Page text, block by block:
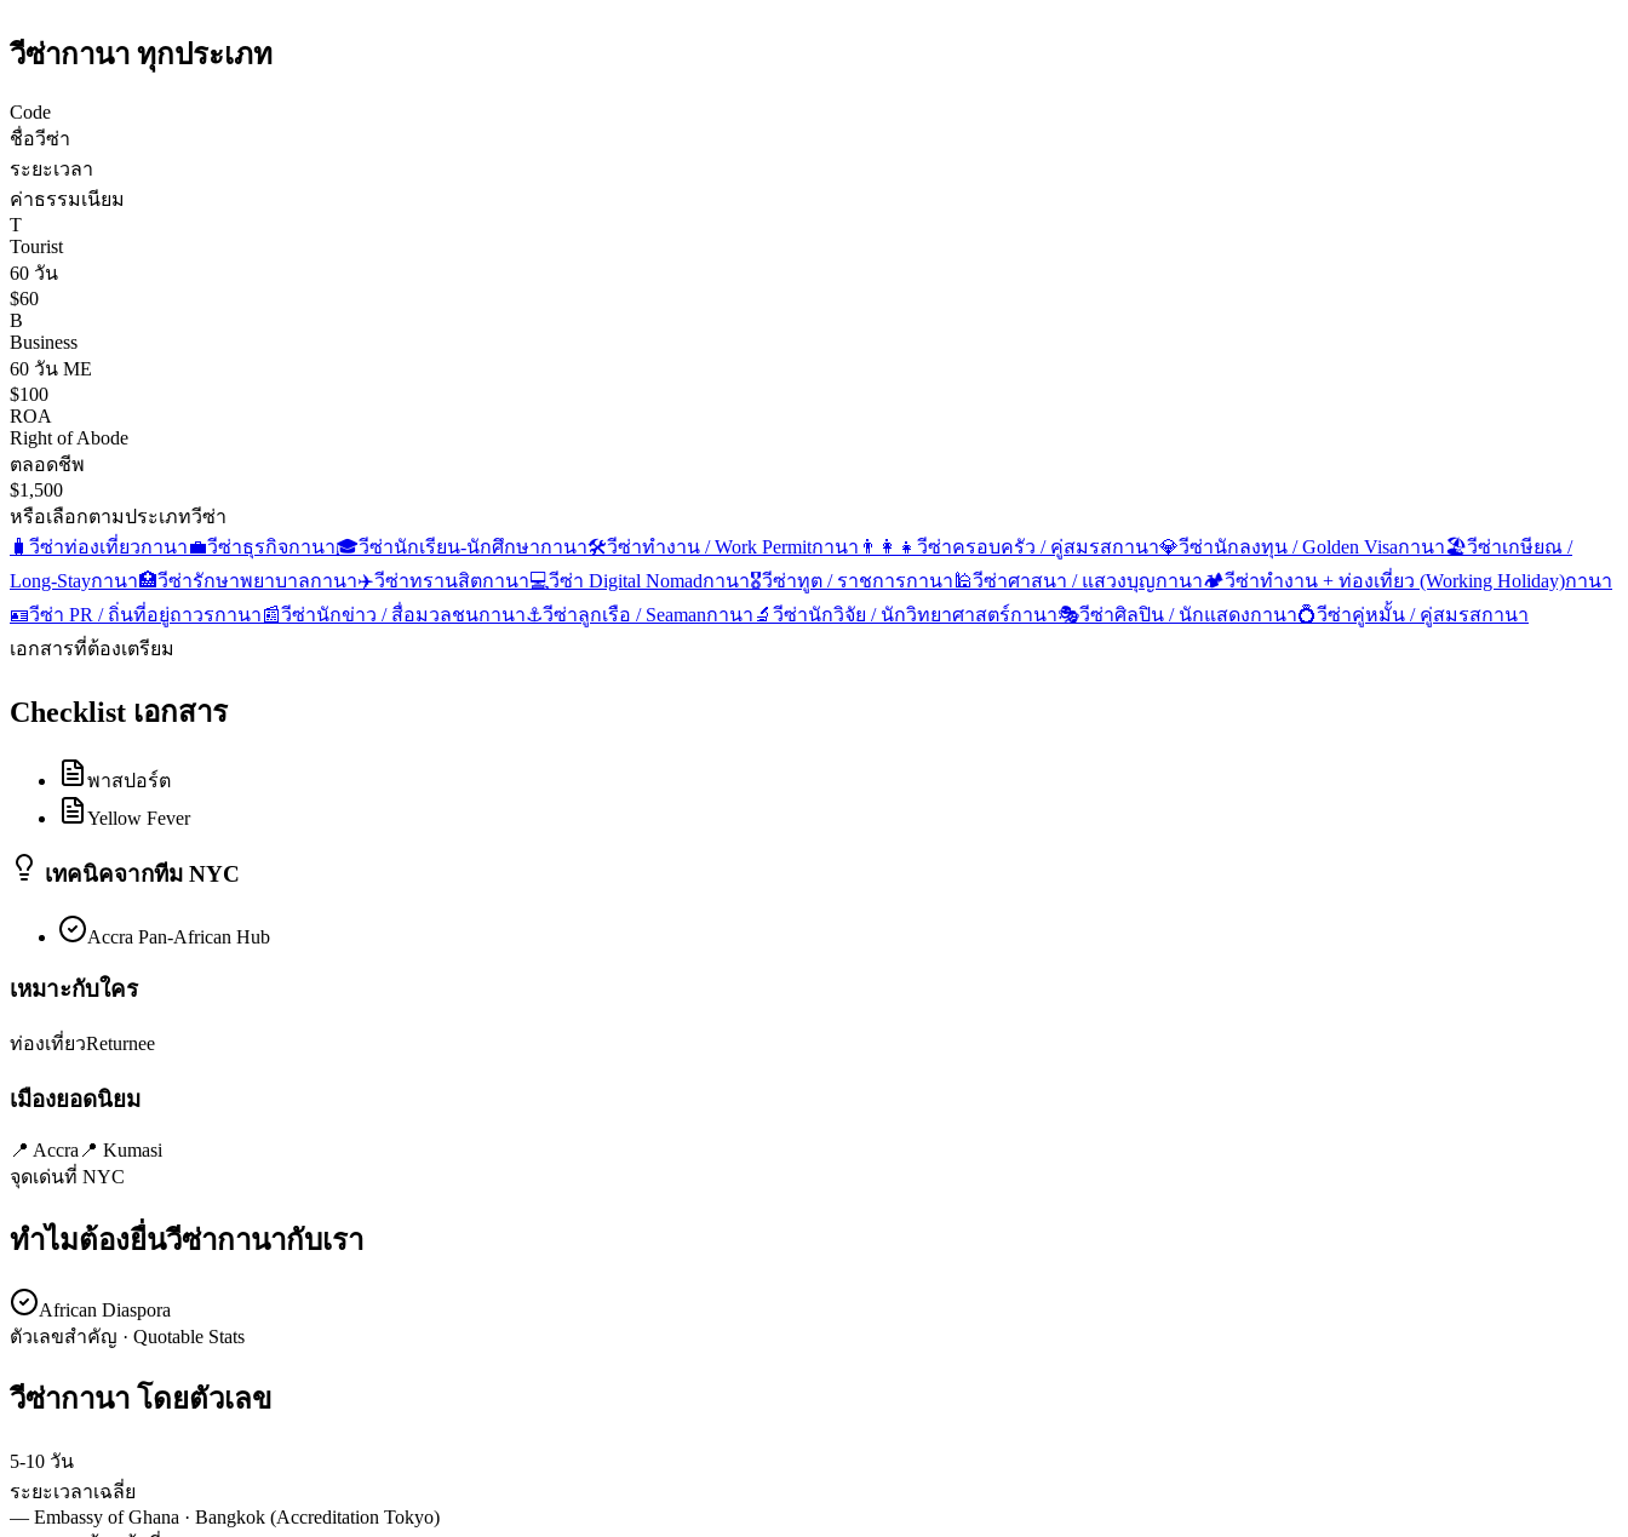
วีซ่ากานา ทุกประเภท
Code
ชื่อวีซ่า
ระยะเวลา
ค่าธรรมเนียม
T
Tourist
60 วัน
$60
B
Business
60 วัน ME
$100
ROA
Right of Abode
ตลอดชีพ
$1,500
หรือเลือกตามประเภทวีซ่า
🧳 วีซ่าท่องเที่ยวกานา💼วีซ่าธุรกิจกานา🎓วีซ่านักเรียน-นักศึกษากานา🛠️วีซ่าทำงาน / Work Permitกานา 👨‍👩‍👧 วีซ่าครอบครัว / คู่สมรสกานา💎วีซ่านักลงทุน / Golden Visaกานา🏖️วีซ่าเกษียณ /
Long-Stayกานา🏥วีซ่ารักษาพยาบาลกานา✈️วีซ่าทรานสิตกานา💻วีซ่า Digital Nomadกานา🎖️วีซ่าทูต / ราชการกานา 🕌วีซ่าศาสนา / แสวงบุญกานา🏕️วีซ่าทำงาน + ท่องเที่ยว (Working Holiday)กานา
🪪วีซ่า PR / ถิ่นที่อยู่ถาวรกานา📰วีซ่านักข่าว / สื่อมวลชนกานา⚓วีซ่าลูกเรือ / Seamanกานา 🔬 วีซ่านักวิจัย / นักวิทยาศาสตร์กานา🎭วีซ่าศิลปิน / นักแสดงกานา💍วีซ่าคู่หมั้น / คู่สมรสกานา
เอกสารที่ต้องเตรียม
Checklist เอกสาร
พาสปอร์ต
Yellow Fever
เทคนิคจากทีม NYC
Accra Pan-African Hub
เหมาะกับใคร
ท่องเที่ยวReturnee
เมืองยอดนิยม
📍 Accra 📍 Kumasi
จุดเด่นที่ NYC
ทำไมต้องยื่นวีซ่ากานากับเรา
African Diaspora
ตัวเลขสำคัญ · Quotable Stats
วีซ่ากานา โดยตัวเลข
5-10 วัน
ระยะเวลาเฉลี่ย
— Embassy of Ghana · Bangkok (Accreditation Tokyo)